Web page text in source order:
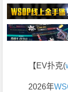
【EV扑克(
2026年